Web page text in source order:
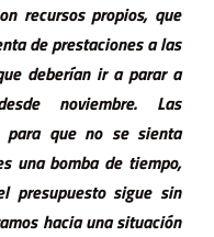
recursos propios, que
de prestaciones a las
deberían ir a parar a
noviembre. Las
para que no se sienta
una bomba de tiempo,
presupuesto sigue sin
hacia una situación